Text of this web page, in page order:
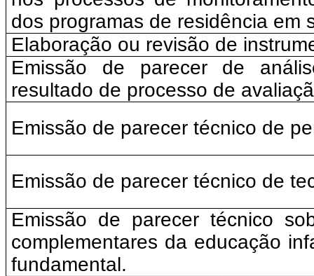
dos programas de residência em
Elaboração ou revisão de
Emissão de parecer de
resultado de processo de
Emissão de parecer técnico de
Emissão de parecer técnico de
Emissão de parecer técnico
complementares da educação
fundamental.